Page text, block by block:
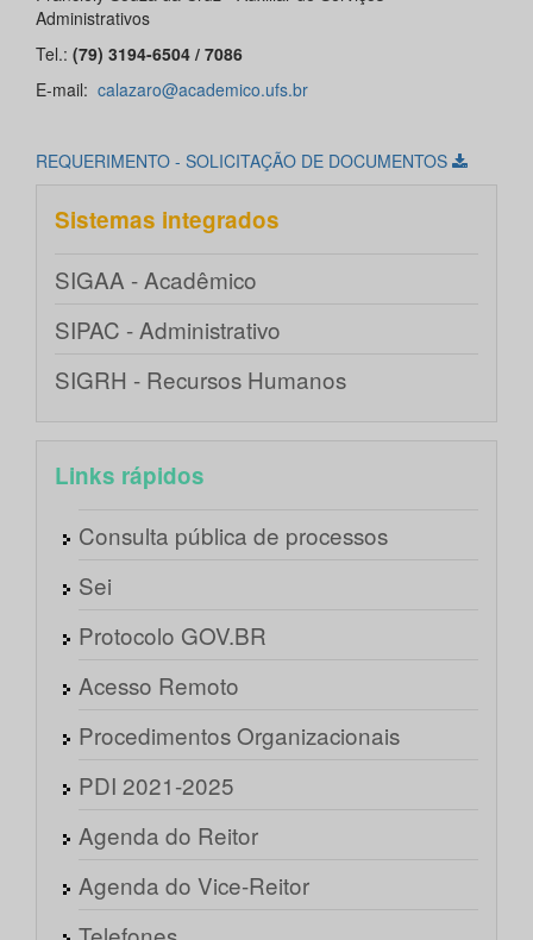
Administrativos
Tel.: (79) 3194-6504 / 7086
E-mail: calazaro@academico.ufs.br
REQUERIMENTO - SOLICITAÇÃO DE DOCUMENTOS
Sistemas integrados
SIGAA - Acadêmico
SIPAC - Administrativo
SIGRH - Recursos Humanos
Links rápidos
Consulta pública de processos
Sei
Protocolo GOV.BR
Acesso Remoto
Procedimentos Organizacionais
PDI 2021-2025
Agenda do Reitor
Agenda do Vice-Reitor